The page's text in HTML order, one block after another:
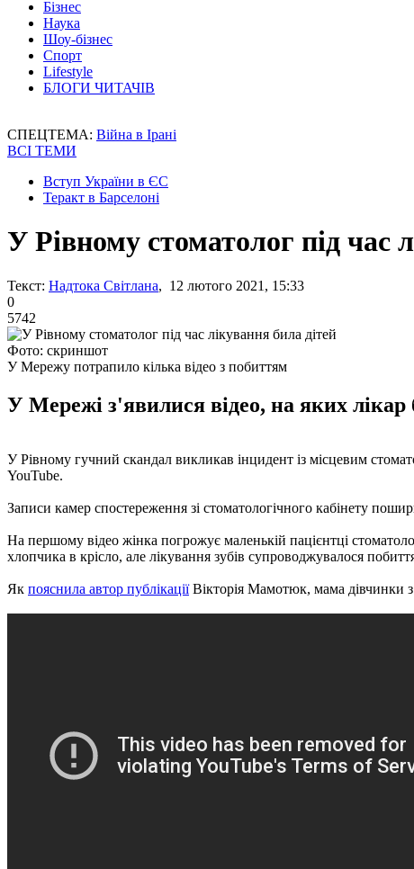
Бізнес
Наука
Шоу-бізнес
Спорт
Lifestyle
БЛОГИ ЧИТАЧІВ
СПЕЦТЕМА: Війна в Ірані
ВСІ ТЕМИ
Вступ України в ЄС
Теракт в Барселоні
У Рівному стоматолог під час
Текст: Надтока Світлана, 12 лютого 2021, 15:33
0
5742
Фото: скриншот
У Мережу потрапило кілька відео з побиттям
У Мережі з'явилися відео, на яких лікар
У Рівному гучний скандал викликав інцидент із місцевим
YouTube.
Записи камер спостереження зі стоматологічного кабінету
На першому відео жінка погрожує маленькій пацієнтці
хлопчика в крісло, але лікування зубів супроводжувалося
Як пояснила автор публікаціїВікторія Мамотюк, мама дівчинки з